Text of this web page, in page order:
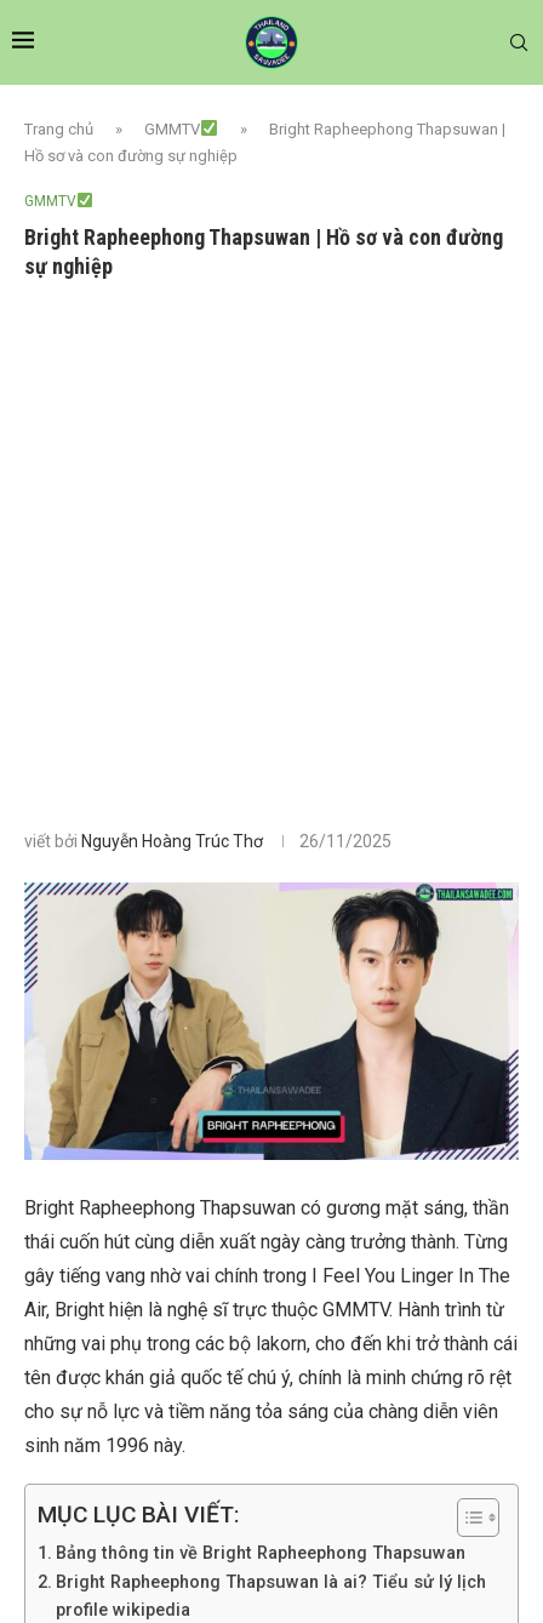
Trang chủ » GMMTV »
Bright Rapheephong Thapsuwan |
Hồ sơ và con đường sự nghiệp
GMMTV
Bright Rapheephong Thapsuwan | Hồ sơ và con đường
sự nghiệp
viết bởi Nguyễn Hoàng Trúc Thơ 26/11/2025
Bright Rapheephong Thapsuwan có gương mặt sáng, thần
thái cuốn hút cùng diễn xuất ngày càng trưởng thành. Từng
gây tiếng vang nhờ vai chính trong I Feel You Linger In The
Air, Bright hiện là nghệ sĩ trực thuộc GMMTV. Hành trình từ
những vai phụ trong các bộ lakorn, cho đến khi trở thành cái
tên được khán giả quốc tế chú ý, chính là minh chứng rõ rệt
cho sự nỗ lực và tiềm năng tỏa sáng của chàng diễn viên
sinh năm 1996 này.
MỤC LỤC BÀI VIẾT:
Bảng thông tin về Bright Rapheephong Thapsuwan
Bright Rapheephong Thapsuwan là ai? Tiểu sử lý lịch
profile wikipedia